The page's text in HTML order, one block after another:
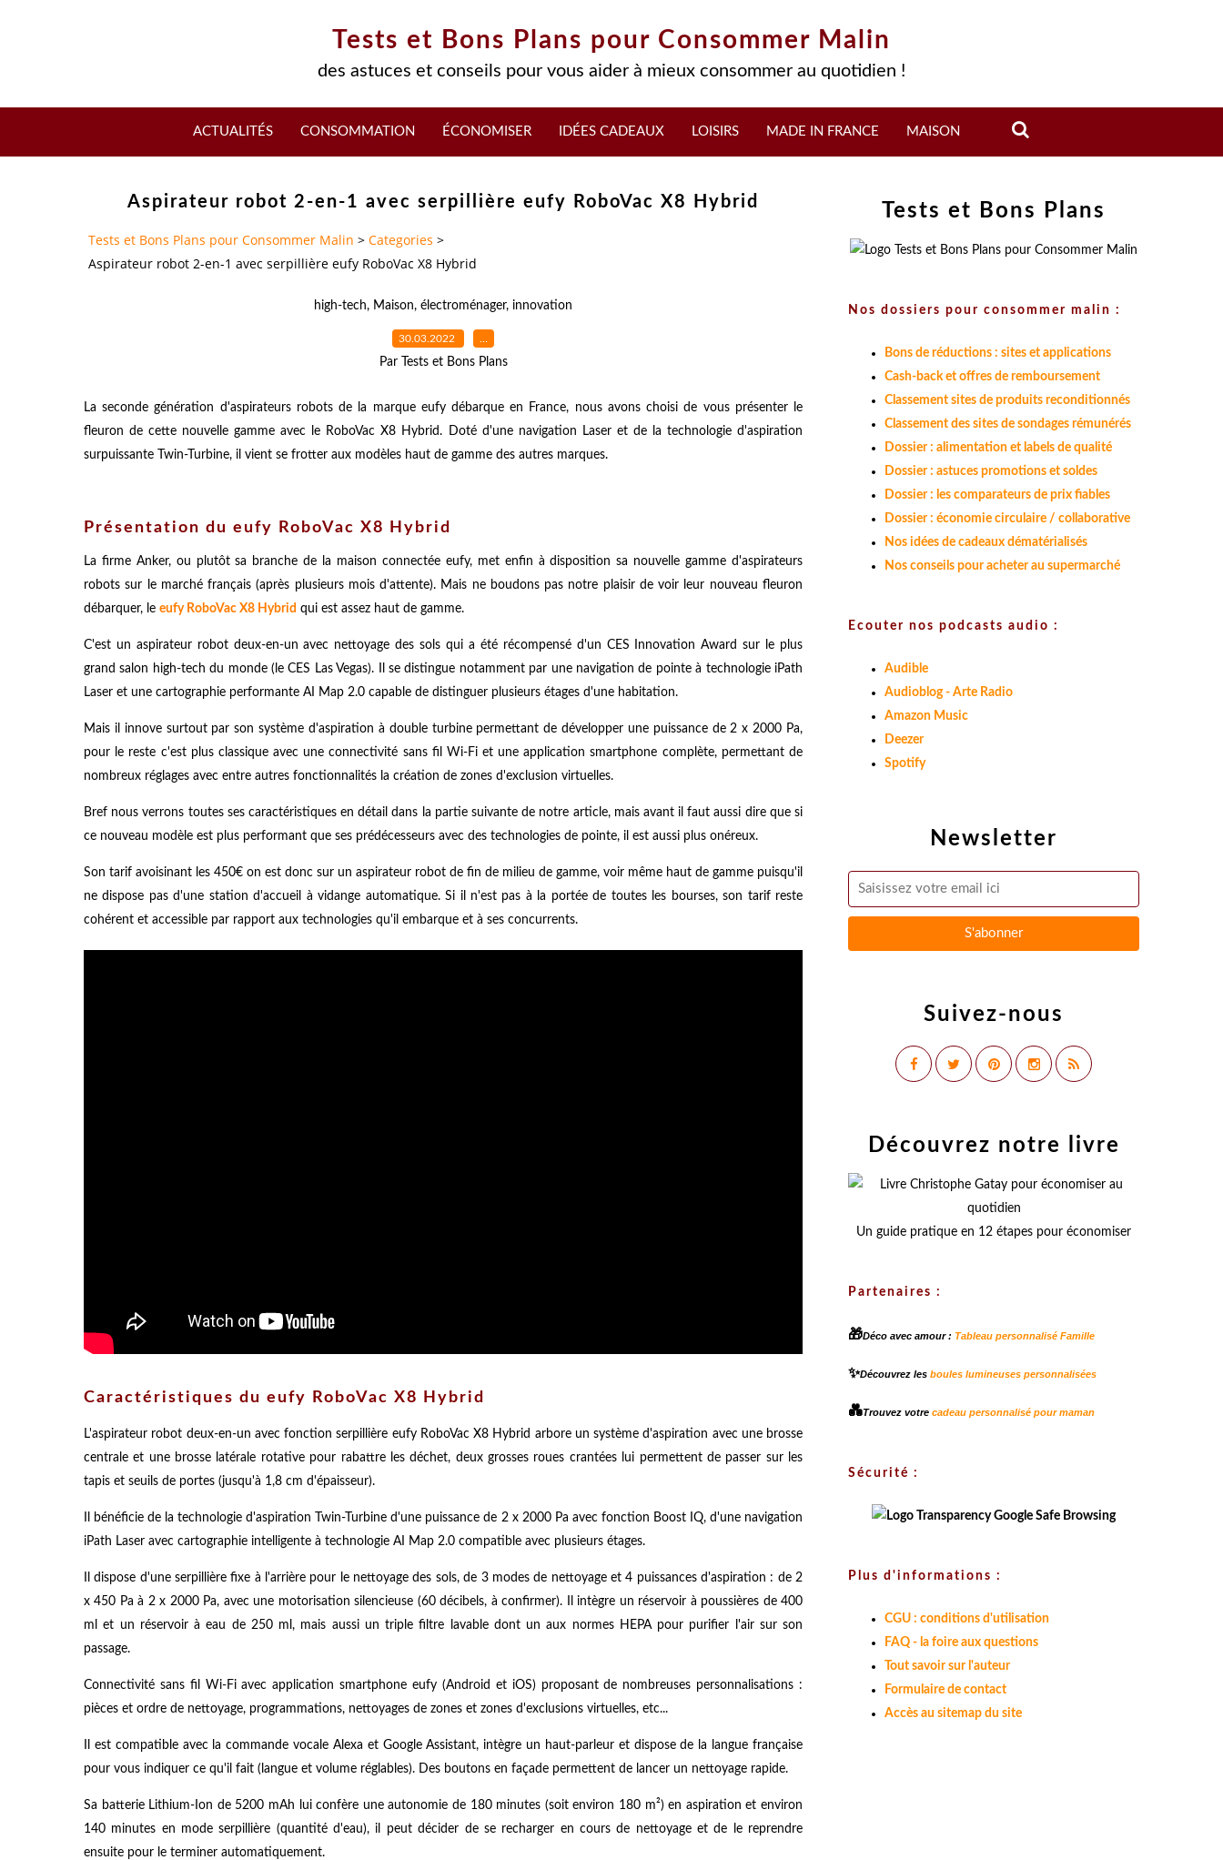
Tests et Bons Plans pour Consommer Malin
des astuces et conseils pour vous aider à mieux consommer au quotidien !
ACTUALITÉS CONSOMMATION ÉCONOMISER IDÉES CADEAUX LOISIRS MADE IN FRANCE MAISON
Aspirateur robot 2-en-1 avec serpillière eufy RoboVac X8 Hybrid
Tests et Bons Plans pour Consommer Malin > Categories >
Aspirateur robot 2-en-1 avec serpillière eufy RoboVac X8 Hybrid
high-tech, Maison, électroménager, innovation
30.03.2022 …
Par Tests et Bons Plans
La seconde génération d'aspirateurs robots de la marque eufy débarque en France, nous avons choisi de vous présenter le
fleuron de cette nouvelle gamme avec le RoboVac X8 Hybrid. Doté d'une navigation Laser et de la technologie d'aspiration
surpuissante Twin-Turbine, il vient se frotter aux modèles haut de gamme des autres marques.
Présentation du eufy RoboVac X8 Hybrid
La firme Anker, ou plutôt sa branche de la maison connectée eufy, met enfin à disposition sa nouvelle gamme d'aspirateurs
robots sur le marché français (après plusieurs mois d'attente). Mais ne boudons pas notre plaisir de voir leur nouveau fleuron
débarquer, le eufy RoboVac X8 Hybrid qui est assez haut de gamme.
C'est un aspirateur robot deux-en-un avec nettoyage des sols qui a été récompensé d'un CES Innovation Award sur le plus
grand salon high-tech du monde (le CES Las Vegas). Il se distingue notamment par une navigation de pointe à technologie iPath
Laser et une cartographie performante AI Map 2.0 capable de distinguer plusieurs étages d'une habitation.
Mais il innove surtout par son système d'aspiration à double turbine permettant de développer une puissance de 2 x 2000 Pa,
pour le reste c'est plus classique avec une connectivité sans fil Wi-Fi et une application smartphone complète, permettant de
nombreux réglages avec entre autres fonctionnalités la création de zones d'exclusion virtuelles.
Bref nous verrons toutes ses caractéristiques en détail dans la partie suivante de notre article, mais avant il faut aussi dire que si
ce nouveau modèle est plus performant que ses prédécesseurs avec des technologies de pointe, il est aussi plus onéreux.
Son tarif avoisinant les 450€ on est donc sur un aspirateur robot de fin de milieu de gamme, voir même haut de gamme puisqu'il
ne dispose pas d'une station d'accueil à vidange automatique. Si il n'est pas à la portée de toutes les bourses, son tarif reste
cohérent et accessible par rapport aux technologies qu'il embarque et à ses concurrents.
Caractéristiques du eufy RoboVac X8 Hybrid
L'aspirateur robot deux-en-un avec fonction serpillière eufy RoboVac X8 Hybrid arbore un système d'aspiration avec une brosse
centrale et une brosse latérale rotative pour rabattre les déchet, deux grosses roues crantées lui permettent de passer sur les
tapis et seuils de portes (jusqu'à 1,8 cm d'épaisseur).
Il bénéficie de la technologie d'aspiration Twin-Turbine d'une puissance de 2 x 2000 Pa avec fonction Boost IQ, d'une navigation
iPath Laser avec cartographie intelligente à technologie AI Map 2.0 compatible avec plusieurs étages.
Il dispose d'une serpillière fixe à l'arrière pour le nettoyage des sols, de 3 modes de nettoyage et 4 puissances d'aspiration : de 2
x 450 Pa à 2 x 2000 Pa, avec une motorisation silencieuse (60 décibels, à confirmer). Il intègre un réservoir à poussières de 400
ml et un réservoir à eau de 250 ml, mais aussi un triple filtre lavable dont un aux normes HEPA pour purifier l'air sur son
passage.
Connectivité sans fil Wi-Fi avec application smartphone eufy (Android et iOS) proposant de nombreuses personnalisations :
pièces et ordre de nettoyage, programmations, nettoyages de zones et zones d'exclusions virtuelles, etc...
Il est compatible avec la commande vocale Alexa et Google Assistant, intègre un haut-parleur et dispose de la langue française
pour vous indiquer ce qu'il fait (langue et volume réglables). Des boutons en façade permettent de lancer un nettoyage rapide.
Sa batterie Lithium-Ion de 5200 mAh lui confère une autonomie de 180 minutes (soit environ 180 m²) en aspiration et environ
140 minutes en mode serpillière (quantité d'eau), il peut décider de se recharger en cours de nettoyage et de le reprendre
ensuite pour le terminer automatiquement.
Newsletter
Suivez-nous
Tests et Bons Plans
Nos dossiers pour consommer malin :
Bons de réductions : sites et applications
Cash-back et offres de remboursement
Classement sites de produits reconditionnés
Classement des sites de sondages rémunérés
Dossier : alimentation et labels de qualité
Dossier : astuces promotions et soldes
Dossier : les comparateurs de prix fiables
Dossier : économie circulaire / collaborative
Nos idées de cadeaux dématérialisés
Nos conseils pour acheter au supermarché
Ecouter nos podcasts audio :
Audible
Audioblog - Arte Radio
Amazon Music
Deezer
Spotify
Découvrez notre livre
Un guide pratique en 12 étapes pour économiser
Partenaires :
🎁Déco avec amour : Tableau personnalisé Famille
✨Découvrez les boules lumineuses personnalisées
💑Trouvez votre cadeau personnalisé pour maman
Sécurité :
Plus d'informations :
CGU : conditions d'utilisation
FAQ - la foire aux questions
Tout savoir sur l'auteur
Formulaire de contact
Accès au sitemap du site